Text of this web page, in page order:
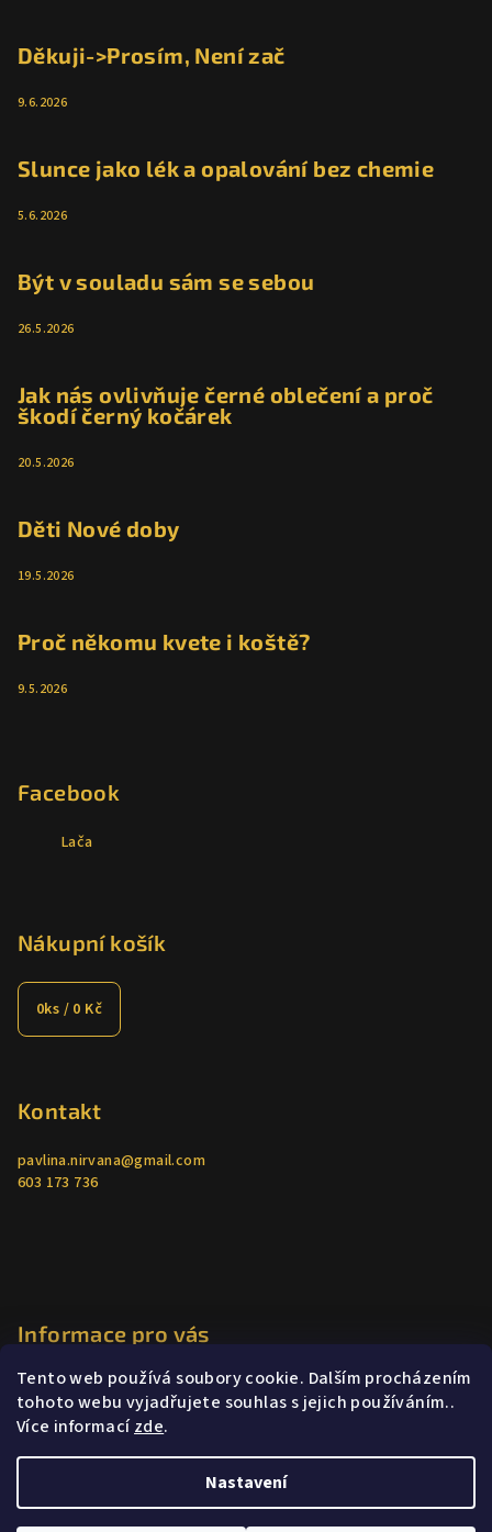
Tento web používá soubory cookie. Dalším procházením
tohoto webu vyjadřujete souhlas s jejich používáním..
Více informacízde.
Nastavení
Děkuji->Prosím, Není zač
9.6.2026
Slunce jako lék a opalování bez chemie
5.6.2026
Být v souladu sám se sebou
26.5.2026
Jak nás ovlivňuje černé oblečení a proč
škodí černý kočárek
20.5.2026
Děti Nové doby
19.5.2026
Proč někomu kvete i koště?
9.5.2026
Facebook
Lača
Nákupní košík
0ks / 0 Kč
Kontakt
pavlina.nirvana@gmail.com
603 173 736
Informace pro vás
Jak nakupovat
Obchodní podmínky
Podmínky ochrany osobních údajů
Poradenství